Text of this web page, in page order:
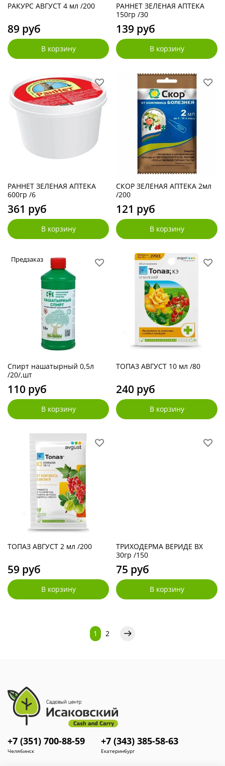
РАКУРС АВГУСТ 4 мл /200
89 руб
В корзину
РАННЕТ ЗЕЛЕНАЯ АПТЕКА
150гр /30
139 руб
В корзину
РАННЕТ ЗЕЛЕНАЯ АПТЕКА
600гр /6
361 руб
В корзину
СКОР ЗЕЛЕНАЯ АПТЕКА 2мл
/200
121 руб
В корзину
Предзаказ
Спирт нашатырный 0,5л
/20/,шт
110 руб
В корзину
ТОПАЗ АВГУСТ 10 мл /80
240 руб
В корзину
ТОПАЗ АВГУСТ 2 мл /200
59 руб
В корзину
ТРИХОДЕРМА ВЕРИДЕ ВХ
30гр /150
75 руб
В корзину
1 2
+7 (351) 700-88-59
Челябинск
+7 (343) 385-58-63
Екатеринбург